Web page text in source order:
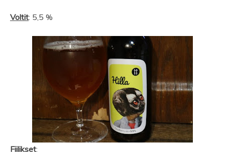
Voltit: 5,5 %
Fiilikset: